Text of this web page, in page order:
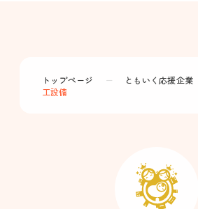
トップページ ー ともいく応援企業
工設備